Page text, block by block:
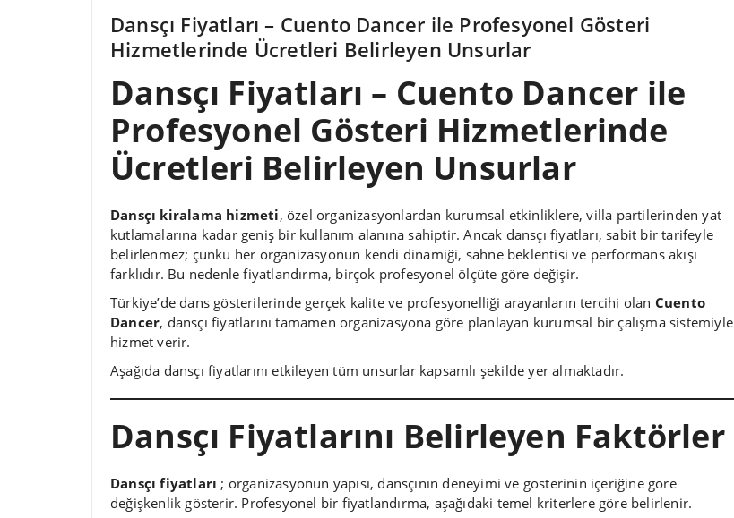
Dansçı Fiyatları – Cuento Dancer ile Profesyonel Gösteri
Hizmetlerinde Ücretleri Belirleyen Unsurlar
Dansçı Fiyatları – Cuento Dancer ile
Profesyonel Gösteri Hizmetlerinde
Ücretleri Belirleyen Unsurlar
Dansçı kiralama hizmeti, özel organizasyonlardan kurumsal etkinliklere, villa partilerinden yat
kutlamalarına kadar geniş bir kullanım alanına sahiptir. Ancak dansçı fiyatları, sabit bir tarifeyle
belirlenmez; çünkü her organizasyonun kendi dinamiği, sahne beklentisi ve performans akışı
farklıdır. Bu nedenle fiyatlandırma, birçok profesyonel ölçüte göre değişir.
Türkiye’de dans gösterilerinde gerçek kalite ve profesyonelliği arayanların tercihi olan Cuento
Dancer, dansçı fiyatlarını tamamen organizasyona göre planlayan kurumsal bir çalışma sistemiyle
hizmet verir.
Aşağıda dansçı fiyatlarını etkileyen tüm unsurlar kapsamlı şekilde yer almaktadır.
Dansçı Fiyatlarını Belirleyen Faktörler
Dansçı fiyatları ; organizasyonun yapısı, dansçının deneyimi ve gösterinin içeriğine göre
değişkenlik gösterir. Profesyonel bir fiyatlandırma, aşağıdaki temel kriterlere göre belirlenir.